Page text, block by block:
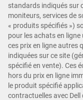
standards indiqués sur
moniteurs, services de
« produits spécifiés »)
pour les achats en ligne
ces prix en ligne autres
indiquées sur ce site
spécifié en vente). Ces
hors du prix en ligne
le produit spécifié
contractuelles avec